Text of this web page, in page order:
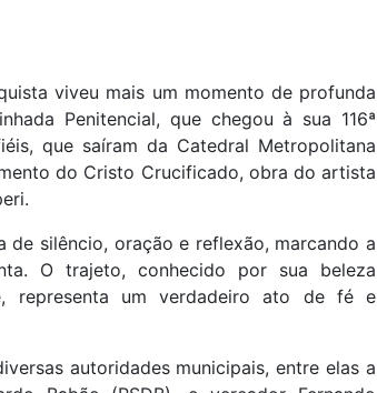
viveu mais um momento de profunda
Penitencial, que chegou à sua 116ª
que saíram da Catedral Metropolitana
do Cristo Crucificado, obra do artista
de silêncio, oração e reflexão, marcando a
O trajeto, conhecido por sua beleza
representa um verdadeiro ato de fé e
autoridades municipais, entre elas a